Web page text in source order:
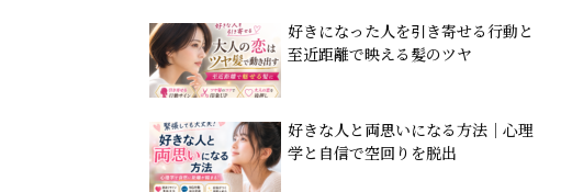
好きになった人を引き寄せる行動と
至近距離で映える髪のツヤ
好きな人と両思いになる方法｜心理
学と自信で空回りを脱出